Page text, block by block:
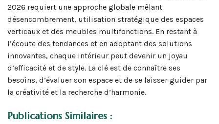
2026 requiert une approche globale mêlant
désencombrement, utilisation stratégique des espaces
verticaux et des meubles multifonctions. En restant à
l’écoute des tendances et en adoptant des solutions
innovantes, chaque intérieur peut devenir un joyau
d’efficacité et de style. La clé est de connaître ses
besoins, d’évaluer son espace et de se laisser guider par
la créativité et la recherche d’harmonie.
Publications Similaires :